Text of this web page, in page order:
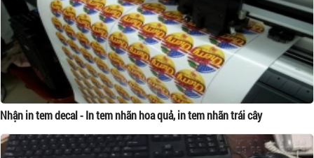
Nhận in tem decal - In tem nhãn hoa quả, in tem nhãn trái cây